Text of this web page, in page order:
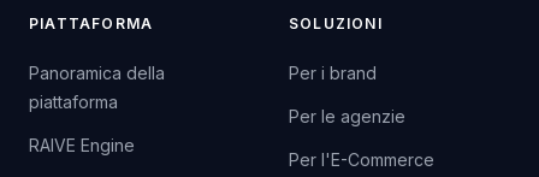
PIATTAFORMA
Panoramica della
piattaforma
RAIVE Engine
SOLUZIONI
Per i brand
Per le agenzie
Per l'E-Commerce